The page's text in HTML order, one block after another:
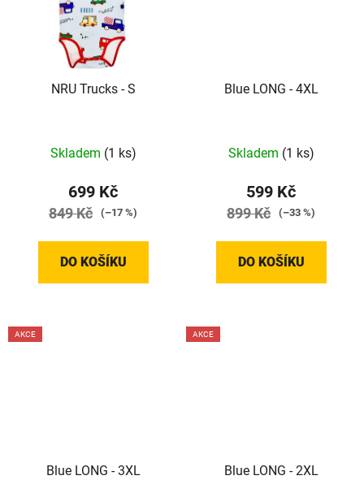
NRU Trucks - S
Skladem (1 ks)
699 Kč
849 Kč (–17 %)
DO KOŠÍKU
Blue LONG - 4XL
Skladem (1 ks)
599 Kč
899 Kč (–33 %)
DO KOŠÍKU
AKCE
Blue LONG - 3XL
AKCE
Blue LONG - 2XL